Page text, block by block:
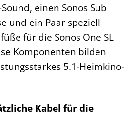
einen Sonos Sub
und ein Paar speziell
für die Sonos One SL
Komponenten bilden
5.1-Heimkino-
Kabel für die